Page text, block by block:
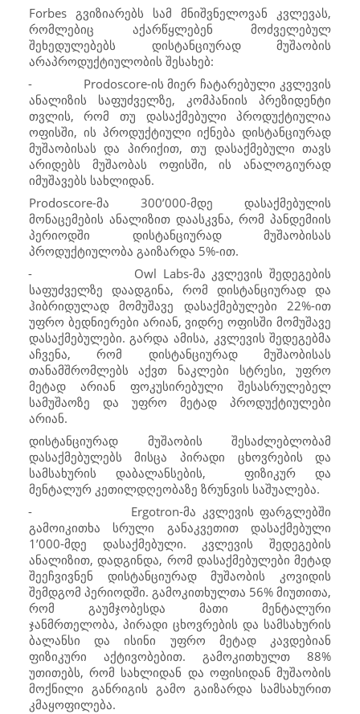
Forbes გვიზიარებს სამ მნიშვნელოვან კვლევას,
რომლებიც აქარწყლებენ მოძველებულ
შეხედულებებს დისტანციურად მუშაობის
არაპროდუქტიულობის შესახებ:
-
Prodoscore-ის მიერ ჩატარებული კვლევის
ანალიზის საფუძველზე, კომპანიის პრეზიდენტი
თვლის, რომ თუ დასაქმებული პროდუქტიულია
ოფისში, ის პროდუქტიული იქნება დისტანციურად
მუშაობისას და პირიქით, თუ დასაქმებული თავს
არიდებს მუშაობას ოფისში, ის ანალოგიურად
იმუშავებს სახლიდან.
Prodoscore-მა 300’000-მდე დასაქმებულის
მონაცემების ანალიზით დაასკვნა, რომ პანდემიის
პერიოდში დისტანციურად მუშაობისას
პროდუქტიულობა გაიზარდა 5%-ით.
-
Owl Labs-მა კვლევის შედეგების
საფუძველზე დაადგინა, რომ დისტანციურად და
ჰიბრიდულად მომუშავე დასაქმებულები 22%-ით
უფრო ბედნიერები არიან, ვიდრე ოფისში მომუშავე
დასაქმებულები. გარდა ამისა, კვლევის შედეგებმა
აჩვენა, რომ დისტანციურად მუშაობისას
თანამშრომლებს აქვთ ნაკლები სტრესი, უფრო
მეტად არიან ფოკუსირებული შესასრულებელ
სამუშაოზე და უფრო მეტად პროდუქტიულები
არიან.
დისტანციურად მუშაობის შესაძლებლობამ
დასაქმებულებს მისცა პირადი ცხოვრების და
სამსახურის დაბალანსების,
ფიზიკურ და
მენტალურ კეთილდღეობაზე ზრუნვის საშუალება.
-
Ergotron-მა კვლევის ფარგლებში
გამოიკითხა სრული განაკვეთით დასაქმებული
1’000-მდე დასაქმებული. კვლევის შედეგების
ანალიზით, დადგინდა, რომ დასაქმებულები მეტად
შეეჩვივნენ დისტანციურად მუშაობის კოვიდის
შემდგომ პერიოდში. გამოკითხულთა 56% მიუთითა,
რომ გაუმჯობესდა მათი მენტალური
ჯანმრთელობა, პირადი ცხოვრების და სამსახურის
ბალანსი და ისინი უფრო მეტად კავდებიან
ფიზიკური აქტივობებით. გამოკითხულთ 88%
უთითებს, რომ სახლიდან და ოფისიდან მუშაობის
მოქნილი განრიგის გამო გაიზარდა სამსახურით
კმაყოფილება.